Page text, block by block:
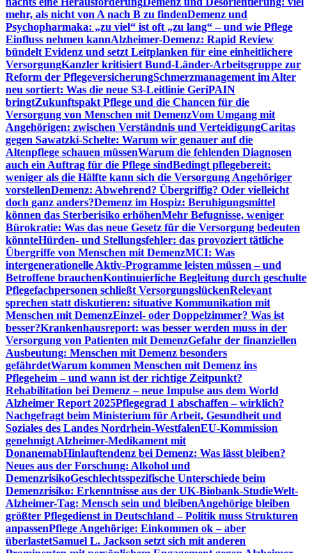
mehr, als nicht von A nach B zu findenDemenz und
Psychopharmaka: „zu viel“ ist oft „zu lang“ – und wie Pflege
Einfluss nehmen kannAlzheimer-Demenz: Rapid Review
bündelt Evidenz und setzt Leitplanken für eine einheitlichere
VersorgungKanzler kritisiert Bund-Länder-Arbeitsgruppe zur
Reform der PflegeversicherungSchmerzmanagement im Alter
neu sortiert: Was die neue S3-Leitlinie GeriPAIN
bringtZukunftspakt Pflege und die Chancen für die
Versorgung von Menschen mit DemenzVom Umgang mit
Angehörigen: zwischen Verständnis und VerteidigungCaritas
gegen Sawatzki-Schelte: Warum wir genauer auf die
Altenpflege schauen müssenWarum die fehlenden Diagnosen
auch ein Auftrag für die Pflege sindBedingt pflegebereit:
weniger als die Hälfte kann sich die Versorgung Angehöriger
vorstellenDemenz: Abwehrend? Übergriffig? Oder vielleicht
doch ganz anders?Demenz im Hospiz: Beruhigungsmittel
können das Sterberisiko erhöhenMehr Befugnisse, weniger
Bürokratie: Was das neue Gesetz für die Versorgung bedeuten
könnteHürden- und Stellungsfehler: das provoziert tätliche
Übergriffe von Menschen mit DemenzMCI: Was
intergenerationelle Aktiv-Programme leisten müssen – und
Betroffene brauchenKontinuierliche Begleitung durch geschulte
Pflegefachpersonen schließt VersorgungslückenRelevant
sprechen statt diskutieren: situative Kommunikation mit
Menschen mit DemenzEinzel- oder Doppelzimmer? Was ist
besser?Krankenhausreport: was besser werden muss in der
Versorgung von Patienten mit DemenzGefahr der finanziellen
Ausbeutung: Menschen mit Demenz besonders
gefährdetWarum kommen Menschen mit Demenz ins
Pflegeheim – und wann ist der richtige Zeitpunkt?
Rehabilitation bei Demenz – neue Impulse aus dem World
Alzheimer Report 2025Pflegegrad 1 abschaffen – wirklich?
Nachgefragt beim Ministerium für Arbeit, Gesundheit und
Soziales des Landes Nordrhein-WestfalenEU-Kommission
genehmigt Alzheimer-Medikament mit
DonanemabHinlauftendenz bei Demenz: Was lässt bleiben?
Neues aus der Forschung: Alkohol und
DemenzrisikoGeschlechtsspezifische Unterschiede beim
Demenzrisiko: Erkenntnisse aus der UK-Biobank-StudieWelt-
Alzheimer-Tag: Mensch sein und bleibenAngehörige bleiben
größter Pflegedienst in Deutschland – Politik muss Strukturen
anpassenPflege Angehörige: Einkommen ok – aber
überlastetSamuel L. Jackson setzt sich mit anderen